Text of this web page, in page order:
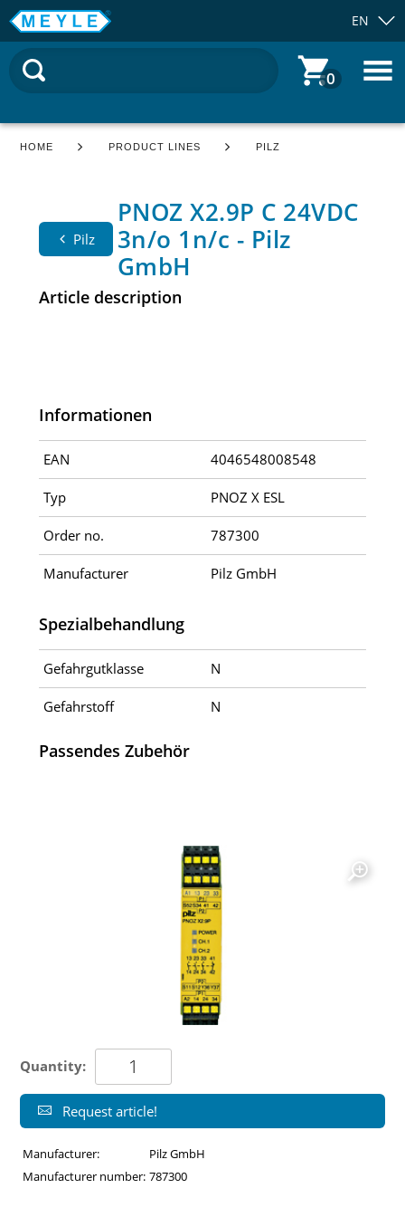
EN
0
HOME PRODUCT LINES PILZ
Pilz
PNOZ X2.9P C 24VDC
3n/o 1n/c - Pilz
GmbH
Article description
Informationen
EAN 4046548008548
Typ PNOZ X ESL
Order no. 787300
Manufacturer Pilz GmbH
Spezialbehandlung
Gefahrgutklasse N
Gefahrstoff N
Passendes Zubehör
Quantity:
Request article!
Manufacturer:
Pilz GmbH
Manufacturer number: 787300